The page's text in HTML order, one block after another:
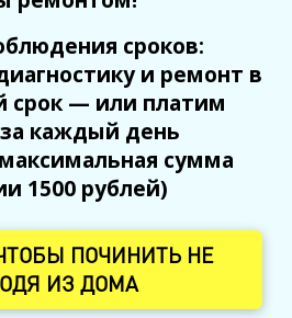
сроков:
и ремонт в
срок — или платим
каждый день
сумма
1500 рублей)
ПОЧИНИТЬ НЕ
ИЗ ДОМА